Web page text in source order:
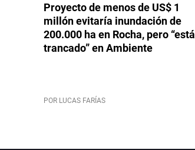
Proyecto de menos de US$ 1
millón evitaría inundación de
200.000 ha en Rocha, pero “está
trancado” en Ambiente
POR LUCAS FARÍAS